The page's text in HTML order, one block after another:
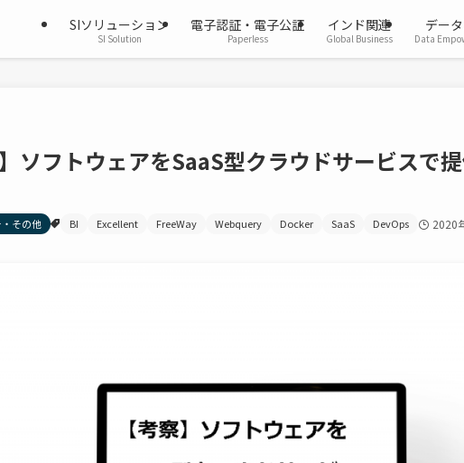
SIソリューション
SI Solution
電子認証・電子公証
Paperless
インド関連
Global Business
デー
Data
】ソフトウェアをSaaS型クラウドサービスで
その他 BI Excellent FreeWay Webquery Docker SaaS DevOps 2020